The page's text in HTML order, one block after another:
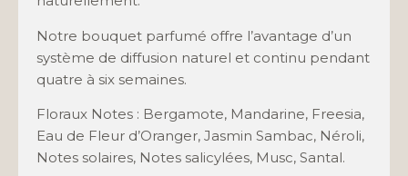
Notre bouquet parfumé offre l’avantage d’un
système de diffusion naturel et continu pendant
quatre à six semaines.
Floraux Notes : Bergamote, Mandarine, Freesia,
Eau de Fleur d’Oranger, Jasmin Sambac, Néroli,
Notes solaires, Notes salicylées, Musc, Santal.